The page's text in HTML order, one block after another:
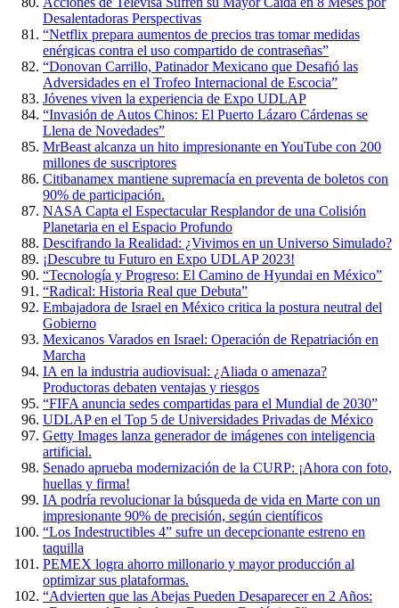
Desalentadoras Perspectivas
“Netflix prepara aumentos de precios tras tomar medidas
enérgicas contra el uso compartido de contraseñas”
“Donovan Carrillo, Patinador Mexicano que Desafió las
Adversidades en el Trofeo Internacional de Escocia”
Jóvenes viven la experiencia de Expo UDLAP
“Invasión de Autos Chinos: El Puerto Lázaro Cárdenas se
Llena de Novedades”
MrBeast alcanza un hito impresionante en YouTube con 200
millones de suscriptores
Citibanamex mantiene supremacía en preventa de boletos con
90% de participación.
NASA Capta el Espectacular Resplandor de una Colisión
Planetaria en el Espacio Profundo
Descifrando la Realidad: ¿Vivimos en un Universo Simulado?
¡Descubre tu Futuro en Expo UDLAP 2023!
“Tecnología y Progreso: El Camino de Hyundai en México”
“Radical: Historia Real que Debuta”
Embajadora de Israel en México critica la postura neutral del
Gobierno
Mexicanos Varados en Israel: Operación de Repatriación en
Marcha
IA en la industria audiovisual: ¿Aliada o amenaza?
Productoras debaten ventajas y riesgos
“FIFA anuncia sedes compartidas para el Mundial de 2030”
UDLAP en el Top 5 de Universidades Privadas de México
Getty Images lanza generador de imágenes con inteligencia
artificial.
Senado aprueba modernización de la CURP: ¡Ahora con foto,
huellas y firma!
IA podría revolucionar la búsqueda de vida en Marte con un
impresionante 90% de precisión, según científicos
“Los Indestructibles 4” sufre un decepcionante estreno en
taquilla
PEMEX logra ahorro millonario y mayor producción al
optimizar sus plataformas.
“Advierten que las Abejas Pueden Desaparecer en 2 Años: